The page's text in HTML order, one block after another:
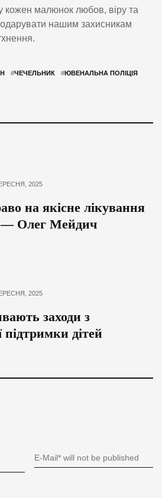
кожен малюнок любов, віру та
нашим захисникам
#ЧЕЧЕЛЬНИК #ЮВЕНАЛЬНА ПОЛІЦІЯ
2025
на якісне лікування
— Олег Мейдич
2025
заходи з
підтримки дітей